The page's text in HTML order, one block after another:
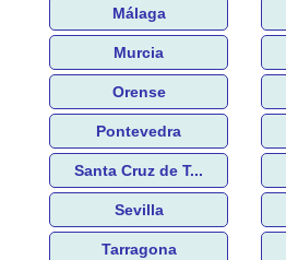
Málaga
Murcia
Orense
Pontevedra
Santa Cruz de T...
Sevilla
Tarragona